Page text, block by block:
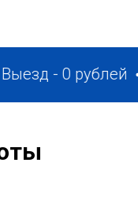
- 0 рублей